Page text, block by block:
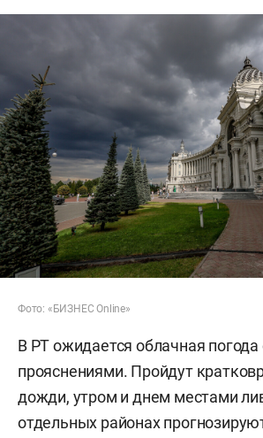
Фото: «БИЗНЕС Online»
В РТ ожидается облачная погода
прояснениями. Пройдут
дожди, утром и днем местами
отдельных районах